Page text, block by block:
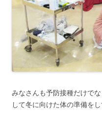
みなさんも予防接種だけで
して冬に向けた体の準備をし